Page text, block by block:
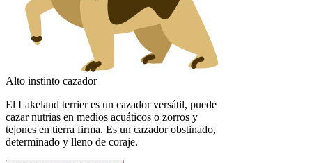
Alto instinto cazador
El Lakeland terrier es un cazador versátil, puede
cazar nutrias en medios acuáticos o zorros y
tejones en tierra firma. Es un cazador obstinado,
determinado y lleno de coraje.